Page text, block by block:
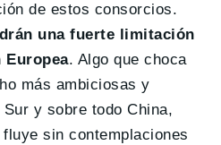
de estos consorcios.
una fuerte limitación
Europea. Algo que choca
más ambiciosas y
y sobre todo China,
sin contemplaciones